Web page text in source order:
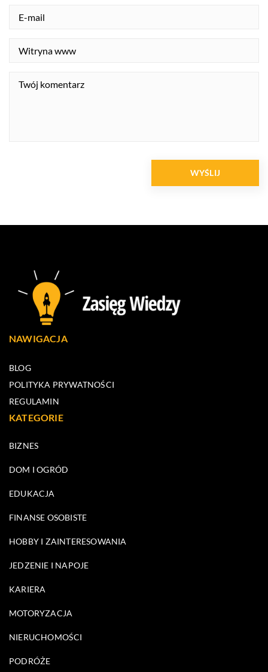
NAWIGACJA
BLOG
POLITYKA PRYWATNOŚCI
REGULAMIN
KATEGORIE
BIZNES
DOM I OGRÓD
EDUKACJA
FINANSE OSOBISTE
HOBBY I ZAINTERESOWANIA
JEDZENIE I NAPOJE
KARIERA
MOTORYZACJA
NIERUCHOMOŚCI
PODRÓŻE